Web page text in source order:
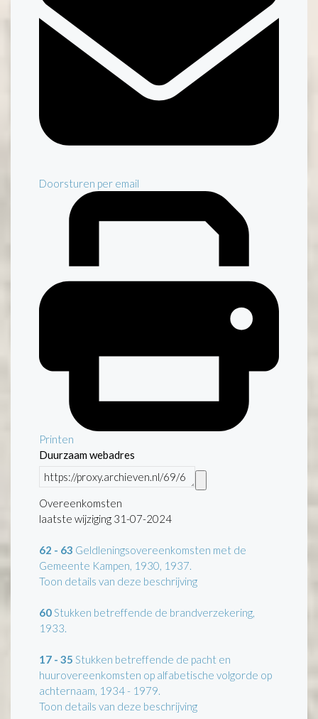
Doorsturen per email
Printen
Duurzaam webadres
Overeenkomsten
laatste wijziging 31-07-2024
62 - 63 Geldleningsovereenkomsten met de
Gemeente Kampen, 1930, 1937.
Toon details van deze beschrijving
60Stukken betreffende de brandverzekering,
1933.
17 - 35 Stukken betreffende de pacht en
huurovereenkomsten op alfabetische volgorde op
achternaam, 1934 - 1979.
Toon details van deze beschrijving